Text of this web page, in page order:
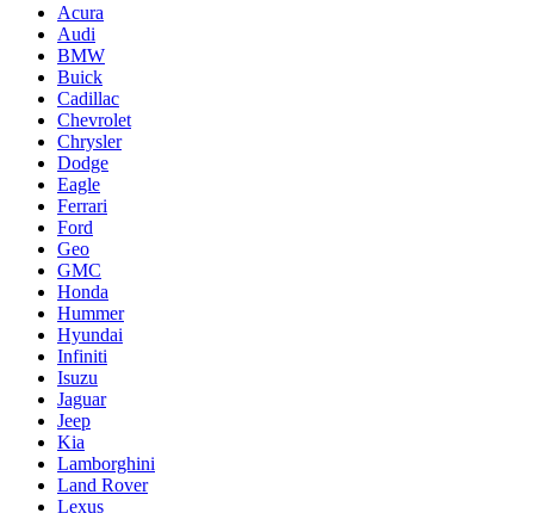
Acura
Audi
BMW
Buick
Cadillac
Chevrolet
Chrysler
Dodge
Eagle
Ferrari
Ford
Geo
GMC
Honda
Hummer
Hyundai
Infiniti
Isuzu
Jaguar
Jeep
Kia
Lamborghini
Land Rover
Lexus